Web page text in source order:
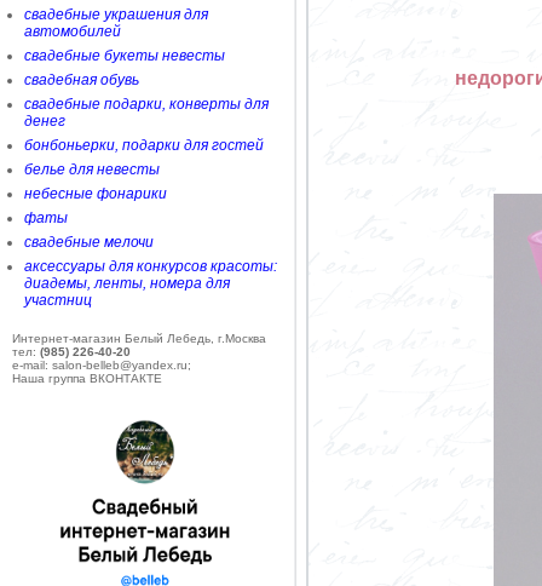
свадебные украшения для
автомобилей
свадебные букеты невесты
свадебная обувь
свадебные подарки, конверты для
денег
бонбоньерки, подарки для гостей
белье для невесты
небесные фонарики
фаты
свадебные мелочи
аксессуары для конкурсов красоты:
диадемы, ленты, номера для
участниц
Интернет-магазин Белый Лебедь, г.Москва
тел: (985) 226-40-20
e-mail: salon-belleb@yandex.ru;
Наша группа ВКОНТАКТЕ